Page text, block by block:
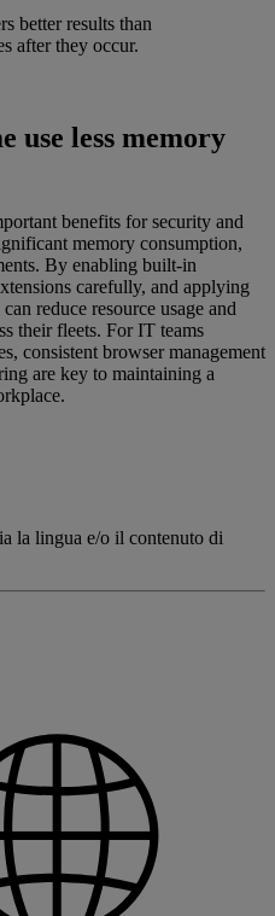
better results than
after they occur.
use less memory
benefits for security and
memory consumption,
By enabling built-in
carefully, and applying
reduce resource usage and
their fleets. For IT teams
consistent browser management
are key to maintaining a
la lingua e/o il contenuto di